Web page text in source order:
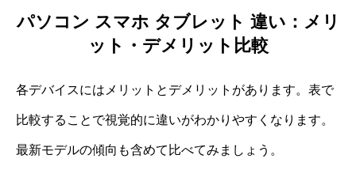
パソコン スマホ タブレット 違い：メリ
ット・デメリット比較
各デバイスにはメリットとデメリットがあります。表で
比較することで視覚的に違いがわかりやすくなります。
最新モデルの傾向も含めて比べてみましょう。